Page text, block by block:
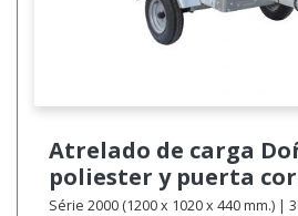
Atrelado de carga
poliester y puerta
Série 2000 (1200 x 1020 x 440 mm.) |